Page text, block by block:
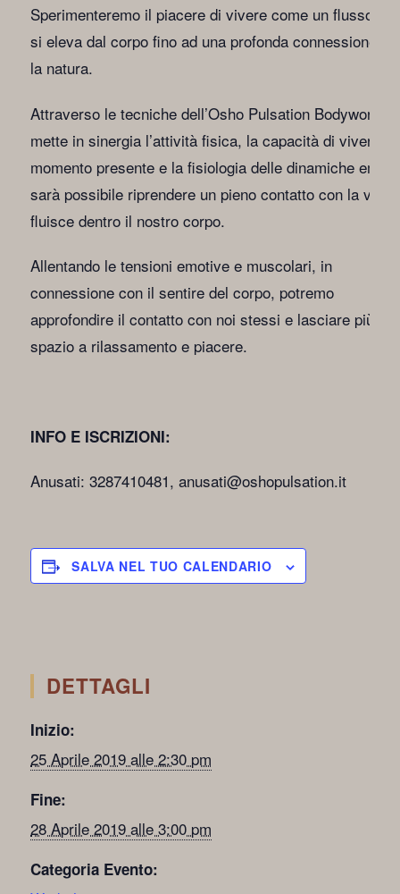
Sperimenteremo il piacere di vivere come un flusso
si eleva dal corpo fino ad una profonda connessione
la natura.
Attraverso le tecniche dell’Osho Pulsation Bodywork
mette in sinergia l’attività fisica, la capacità di vivere
momento presente e la fisiologia delle dinamiche
sarà possibile riprendere un pieno contatto con la vita
fluisce dentro il nostro corpo.
Allentando le tensioni emotive e muscolari, in
connessione con il sentire del corpo, potremo
approfondire il contatto con noi stessi e lasciare più
spazio a rilassamento e piacere.
INFO E ISCRIZIONI:
Anusati: 3287410481, anusati@oshopulsation.it
SALVA NEL TUO CALENDARIO
DETTAGLI
Inizio:
25 Aprile 2019 alle 2:30 pm
Fine:
28 Aprile 2019 alle 3:00 pm
Categoria Evento: